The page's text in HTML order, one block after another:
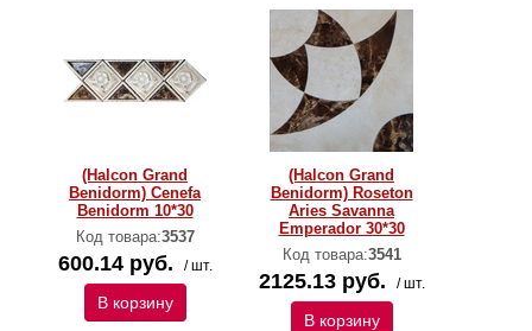
(Halcon Grand
Benidorm) Cenefa
Benidorm 10*30
Код товара:3537
600.14 руб. / шт.
В корзину
(Halcon Grand
Benidorm) Roseton
Aries Savanna
Emperador 30*30
Код товара:3541
2125.13 руб. / шт.
В корзину